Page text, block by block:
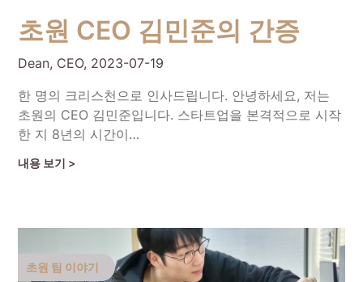
초원 CEO 김민준의 간증
Dean, CEO, 2023-07-19
한 명의 크리스천으로 인사드립니다. 안녕하세요, 저는
초원의 CEO 김민준입니다. 스타트업을 본격적으로 시작
한 지 8년의 시간이…
Continue Reading
초원 팀 이야기